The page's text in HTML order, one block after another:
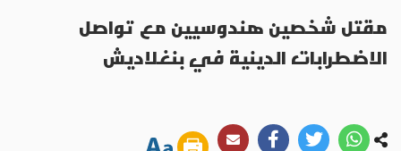
مقتل شخصين هندوسيين مع تواصل
الاضطرابات الدينية في بنغلاديش